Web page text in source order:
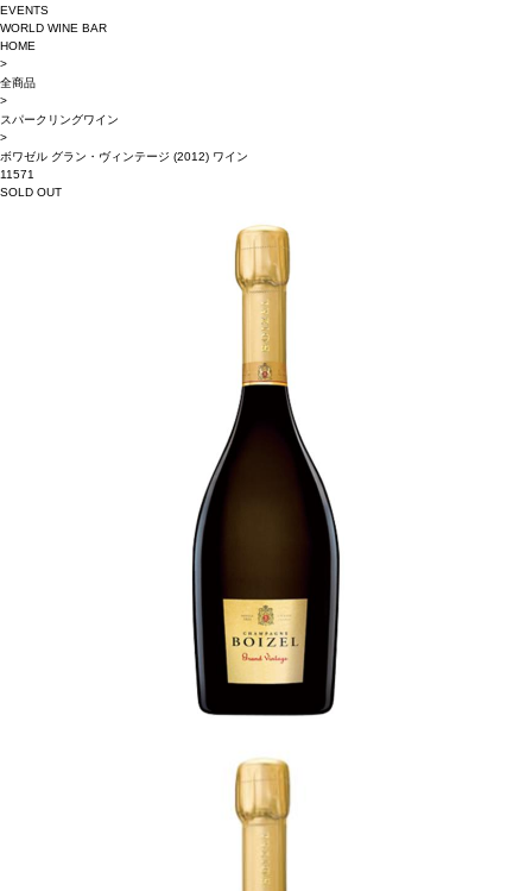
EVENTS
WORLD WINE BAR
HOME
>
全商品
>
スパークリングワイン
>
ボワゼル グラン・ヴィンテージ (2012) ワイン
11571
SOLD OUT